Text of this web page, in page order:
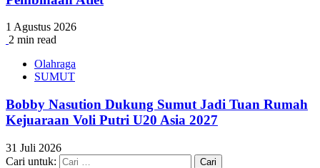
1 Agustus 2026
2 min read
Olahraga
SUMUT
Bobby Nasution Dukung Sumut Jadi Tuan Rumah
Kejuaraan Voli Putri U20 Asia 2027
31 Juli 2026
Cari untuk: